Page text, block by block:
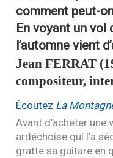
comment peut-
En voyant un vol
l’automne vient
JeanFERRAT
compositeur,
Écoutez La
Avant d’acheter
ardéchoise qui l’a
gratte sa guitare en